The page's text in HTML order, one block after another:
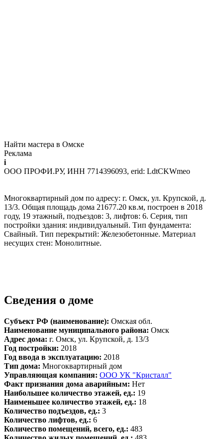
Найти мастера в Омске
Реклама
i
ООО ПРОФИ.РУ, ИНН 7714396093, erid: LdtCKWmeo
Многоквартирный дом по адресу: г. Омск, ул. Крупской, д.
13/3. Общая площадь дома 21677.20 кв.м, построен в 2018
году, 19 этажный, подъездов: 3, лифтов: 6. Серия, тип
постройки здания: индивидуальный. Тип фундамента:
Свайный. Тип перекрытий: Железобетонные. Материал
несущих стен: Монолитные.
Сведения о доме
Субъект РФ (наименование): Омская обл.
Наименование муниципального района: Омск
Адрес дома: г. Омск, ул. Крупской, д. 13/3
Год постройки: 2018
Год ввода в эксплуатацию: 2018
Тип дома: Многоквартирный дом
Управляющая компания: ООО УК "Кристалл"
Факт признания дома аварийным: Нет
Наибольшее количество этажей, ед.: 19
Наименьшее количество этажей, ед.: 18
Количество подъездов, ед.: 3
Количество лифтов, ед.: 6
Количество помещений, всего, ед.: 483